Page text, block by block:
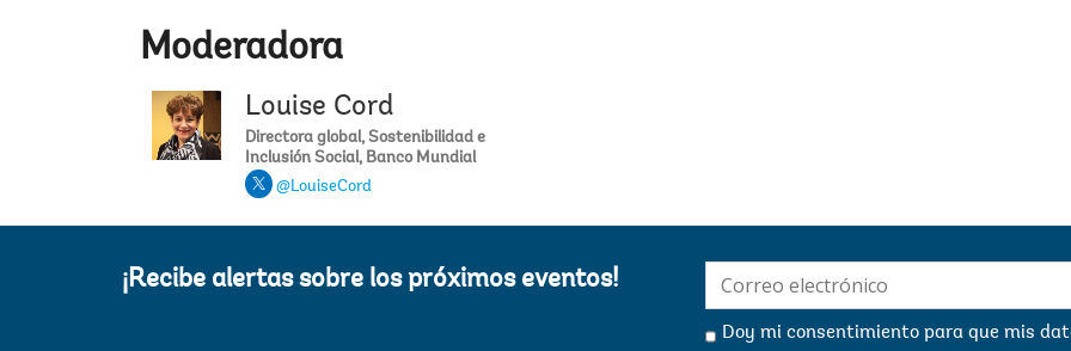
Moderadora
Louise Cord
Directora global, Sostenibilidad e
Inclusión Social, Banco Mundial
@LouiseCord
¡Recibe alertas sobre los próximos eventos!
mail:
Doy mi consentimiento para que mis